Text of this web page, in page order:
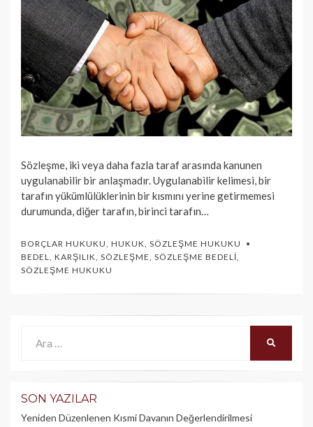
Sözleşme, iki veya daha fazla taraf arasında kanunen
uygulanabilir bir anlaşmadır. Uygulanabilir kelimesi, bir
tarafın yükümlülüklerinin bir kısmını yerine getirmemesi
durumunda, diğer tarafın, birinci tarafın…
BORÇLAR HUKUKU HUKUK SÖZLEŞME HUKUKU
BEDEL
KARŞILIK SÖZLEŞME SÖZLEŞME BEDELI
SÖZLEŞME HUKUKU
SON YAZILAR
Yeniden Düzenlenen Kısmi Davanın Değerlendirilmesi